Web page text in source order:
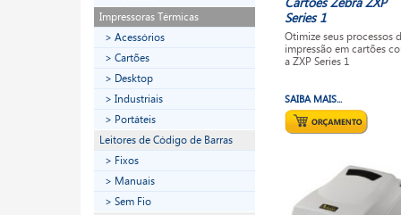
Impressoras Térmicas
> Acessórios
> Cartões
> Desktop
> Industriais
> Portáteis
Leitores de Código de Barras
> Fixos
> Manuais
> Sem Fio
Cartões Zebra ZXP
Series 1
Otimize seus processos
impressão em cartões
a ZXP Series 1
SAIBA MAIS...